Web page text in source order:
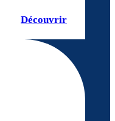
Découvrir